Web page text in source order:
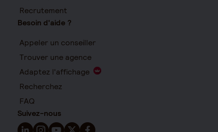
Recrutement
Besoin d'aide ?
Appeler un conseiller
Trouver une agence
Adaptez l'affichage
Recherchez
FAQ
Suivez-nous
Suivez-nous sur LinkedIn - Nouvelle fenêtre
Suivez-nous sur Instagram - Nouvelle fenêtre
Suivez-nous sur YouTube - Nouvelle fenêtre
Suivez-nous sur X - Nouvelle fenêtre
Suivez-nous sur Facebook - Nouvelle